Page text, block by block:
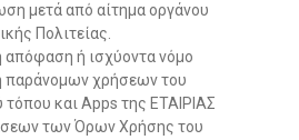
μετά από αίτημα οργάνου
Πολιτείας.
απόφαση ή ισχύοντα νόμο
παράνομων χρήσεων του
τόπου και Apps της ΕΤΑΙΡΙΑΣ
των Όρων Χρήσης του